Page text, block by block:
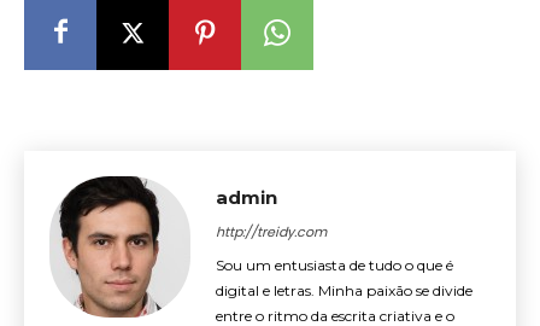
admin
http://treidy.com
Sou um entusiasta de tudo o que é
digital e letras. Minha paixão se divide
entre o ritmo da escrita criativa e o